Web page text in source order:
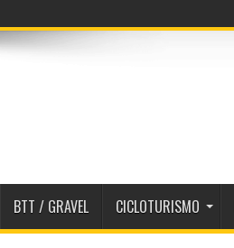
BTT / GRAVEL CICLOTURISMO